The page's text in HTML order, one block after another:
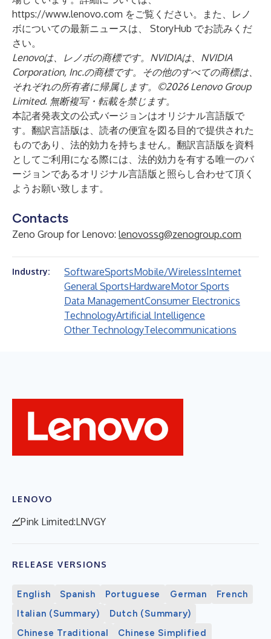
https://www.lenovo.com をご覧ください。また、レノ
ボについての最新ニュースは、 StoryHub でお読みくだ
さい。
Lenovoは、レノボの商標です。NVIDIAは、NVIDIA
Corporation, Inc.の商標です。その他のすべての商標は、
それぞれの所有者に帰属します。©2026 Lenovo Group
Limited. 無断複写・転載を禁じます。
本記者発表文の公式バージョンはオリジナル言語版で
す。翻訳言語版は、読者の便宜を図る目的で提供された
ものであり、法的効力を持ちません。翻訳言語版を資料
としてご利用になる際には、法的効力を有する唯一のバ
ージョンであるオリジナル言語版と照らし合わせて頂く
ようお願い致します。
Contacts
Zeno Group for Lenovo: lenovossg@zenogroup.com
Industry: SoftwareSportsMobile/WirelessInternet
General SportsHardwareMotor Sports
Data ManagementConsumer Electronics
TechnologyArtificial Intelligence
Other TechnologyTelecommunications
LENOVO
Pink Limited:LNVGY
RELEASE VERSIONS
English Spanish Portuguese German
French
Italian (Summary)
Dutch (Summary)
Chinese Traditional
Chinese Simplified